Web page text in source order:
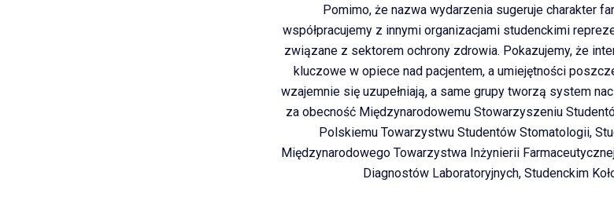
Pomimo, że nazwa wydarzenia sugeruje charakter
współpracujemy z innymi organizacjami studenckimi
związane z sektorem ochrony zdrowia. Pokazujemy, że
kluczowe w opiece nad pacjentem, a umiejętności
wzajemnie się uzupełniają, a same grupy tworzą system
za obecność Międzynarodowemu Stowarzyszeniu
Polskiemu Towarzystwu Studentów Stomatologii,
Międzynarodowego Towarzystwa Inżynierii
Diagnostów Laboratoryjnych, Studenckim